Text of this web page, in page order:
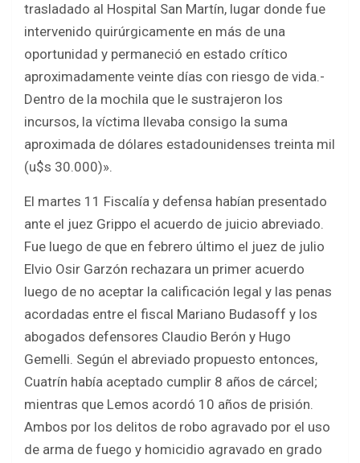
trasladado al Hospital San Martín, lugar donde fue
intervenido quirúrgicamente en más de una
oportunidad y permaneció en estado crítico
aproximadamente veinte días con riesgo de vida.-
Dentro de la mochila que le sustrajeron los
incursos, la víctima llevaba consigo la suma
aproximada de dólares estadounidenses treinta mil
(u$s 30.000)».
El martes 11 Fiscalía y defensa habían presentado
ante el juez Grippo el acuerdo de juicio abreviado.
Fue luego de que en febrero último el juez de julio
Elvio Osir Garzón rechazara un primer acuerdo
luego de no aceptar la calificación legal y las penas
acordadas entre el fiscal Mariano Budasoff y los
abogados defensores Claudio Berón y Hugo
Gemelli. Según el abreviado propuesto entonces,
Cuatrín había aceptado cumplir 8 años de cárcel;
mientras que Lemos acordó 10 años de prisión.
Ambos por los delitos de robo agravado por el uso
de arma de fuego y homicidio agravado en grado